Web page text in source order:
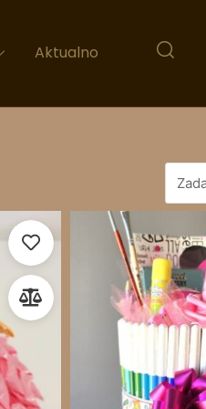
Aktualno